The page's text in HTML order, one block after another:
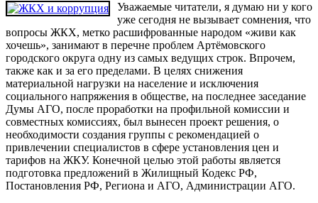
Уважаемые читатели, я думаю ни у кого
уже сегодня не вызывает сомнения, что
вопросы ЖКХ, метко расшифрованные народом «живи как
хочешь», занимают в перечне проблем Артёмовского
городского округа одну из самых ведущих строк. Впрочем,
также как и за его пределами. В целях снижения
материальной нагрузки на население и исключения
социального напряжения в обществе, на последнее заседание
Думы АГО, после проработки на профильной комиссии и
совместных комиссиях, был вынесен проект решения, о
необходимости создания группы с рекомендацией о
привлечении специалистов в сфере установления цен и
тарифов на ЖКУ. Конечной целью этой работы является
подготовка предложений в Жилищный Кодекс РФ,
Постановления РФ, Региона и АГО, Администрации АГО.